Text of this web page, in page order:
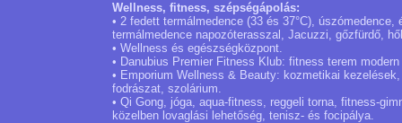
Wellness, fitness, szépségápolás:
• 2 fedett termálmedence (33 és 37°C),
termálmedence napozóterasszal, Jacuzzi, gőzfürdő,
• Wellness és egészségközpont.
• Danubius Premier Fitness Klub: fitness terem
• Emporium Wellness & Beauty: kozmetikai
fodrászat, szolárium.
• Qi Gong, jóga, aqua-fitness, reggeli torna, fitness-
közelben lovaglási lehetőség, tenisz- és focipálya.